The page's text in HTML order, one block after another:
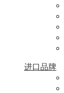
进口品牌